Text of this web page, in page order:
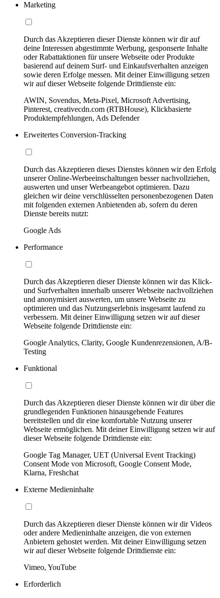
Marketing
Durch das Akzeptieren dieser Dienste können wir dir auf
deine Interessen abgestimmte Werbung, gesponserte Inhalte
oder Rabattaktionen für unsere Webseite oder Produkte
basierend auf deinem Surf- und Einkaufsverhalten anzeigen
sowie deren Erfolge messen. Mit deiner Einwilligung setzen
wir auf dieser Webseite folgende Drittdienste ein:
AWIN, Sovendus, Meta-Pixel, Microsoft Advertising,
Pinterest, creativecdn.com (RTBHouse), Klickbasierte
Produktempfehlungen, Ads Defender
Erweitertes Conversion-Tracking
Durch das Akzeptieren dieses Dienstes können wir den Erfolg
unserer Online-Werbeeinschaltungen besser nachvollziehen,
auswerten und unser Werbeangebot optimieren. Dazu
gleichen wir deine verschlüsselten personenbezogenen Daten
mit folgenden externen Anbietenden ab, sofern du deren
Dienste bereits nutzt:
Google Ads
Performance
Durch das Akzeptieren dieser Dienste können wir das Klick-
und Surfverhalten innerhalb unserer Webseite nachvollziehen
und anonymisiert auswerten, um unsere Webseite zu
optimieren und das Nutzungserlebnis insgesamt laufend zu
verbessern. Mit deiner Einwilligung setzen wir auf dieser
Webseite folgende Drittdienste ein:
Google Analytics, Clarity, Google Kundenrezensionen, A/B-
Testing
Funktional
Durch das Akzeptieren dieser Dienste können wir dir über die
grundlegenden Funktionen hinausgehende Features
bereitstellen und dir eine komfortable Nutzung unserer
Webseite ermöglichen. Mit deiner Einwilligung setzen wir auf
dieser Webseite folgende Drittdienste ein:
Google Tag Manager, UET (Universal Event Tracking)
Consent Mode von Microsoft, Google Consent Mode,
Klarna, Freshchat
Externe Medieninhalte
Durch das Akzeptieren dieser Dienste können wir dir Videos
oder andere Medieninhalte anzeigen, die von externen
Anbietern gehostet werden. Mit deiner Einwilligung setzen
wir auf dieser Webseite folgende Drittdienste ein:
Vimeo, YouTube
Erforderlich